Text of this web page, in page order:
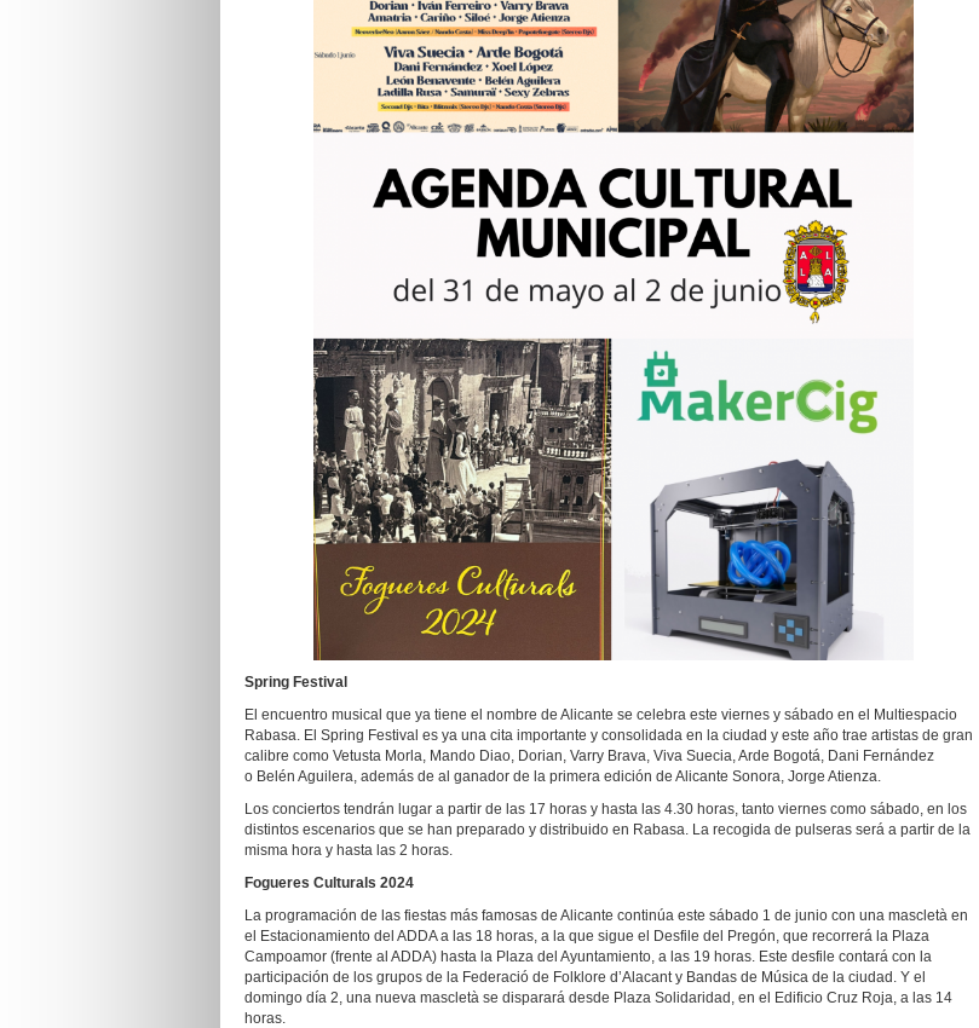
Spring Festival
El encuentro musical que ya tiene el nombre de Alicante se celebra este viernes y sábado en el Multiespacio
Rabasa. El Spring Festival es ya una cita importante y consolidada en la ciudad y este año trae artistas de gran
calibre como Vetusta Morla, Mando Diao, Dorian, Varry Brava, Viva Suecia, Arde Bogotá, Dani Fernández
o Belén Aguilera, además de al ganador de la primera edición de Alicante Sonora, Jorge Atienza.
Los conciertos tendrán lugar a partir de las 17 horas y hasta las 4.30 horas, tanto viernes como sábado, en los
distintos escenarios que se han preparado y distribuido en Rabasa. La recogida de pulseras será a partir de la
misma hora y hasta las 2 horas.
Fogueres Culturals 2024
La programación de las fiestas más famosas de Alicante continúa este sábado 1 de junio con una mascletà en
el Estacionamiento del ADDA a las 18 horas, a la que sigue el Desfile del Pregón, que recorrerá la Plaza
Campoamor (frente al ADDA) hasta la Plaza del Ayuntamiento, a las 19 horas. Este desfile contará con la
participación de los grupos de la Federació de Folklore d’Alacant y Bandas de Música de la ciudad. Y el
domingo día 2, una nueva mascletà se disparará desde Plaza Solidaridad, en el Edificio Cruz Roja, a las 14
horas.